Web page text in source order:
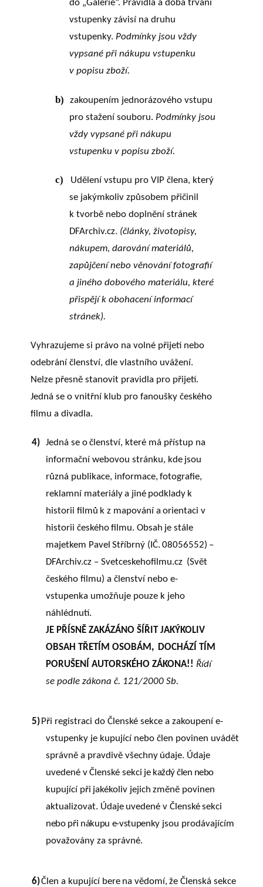
do „Galerie“. Pravidla a doba trvání
vstupenky závisí na druhu
vstupenky. Podmínky jsou vždy
vypsané při nákupu vstupenku
v popisu zboží.
b)
zakoupením jednorázového vstupu
pro stažení souboru. Podmínky jsou
vždy vypsané při nákupu
vstupenku v popisu zboží.
c)
Udělení vstupu pro VIP člena, který
se jakýmkoliv způsobem přičinil
k tvorbě nebo doplnění stránek
DFArchiv.cz. (články, životopisy,
nákupem, darování materiálů,
zapůjčení nebo věnování fotografií
a jiného dobového materiálu, které
přispějí k obohacení informací
stránek).
Vyhrazujeme si právo na volné přijetí nebo
odebrání členství, dle vlastního uvážení.
Nelze přesně stanovit pravidla pro přijetí.
Jedná se o vnitřní klub pro fanoušky českého
filmu a divadla.
4) Jedná se o členství, které má přístup na
informační webovou stránku, kde jsou
různá publikace, informace, fotografie,
reklamní materiály a jiné podklady k
historii filmů k z mapování a orientaci v
historii českého filmu. Obsah je stále
majetkem Pavel Stříbrný (IČ. 08056552) –
DFArchiv.cz – Svetceskehofilmu.cz (Svět
českého filmu) a členství nebo e-
vstupenka umožňuje pouze k jeho
náhlédnutí.
JE PŘÍSNĚ ZAKÁZÁNO ŠÍŘIT JAKÝKOLIV
OBSAH TŘETÍM OSOBÁM, DOCHÁZÍ TÍM
PORUŠENÍ AUTORSKÉHO ZÁKONA!! Řídí
se podle zákona č. 121/2000 Sb.
5) Při registraci do Členské sekce a zakoupení e-
vstupenky je kupující nebo člen povinen uvádět
správně a pravdivě všechny údaje. Údaje
uvedené v Členské sekci je každý člen nebo
kupující při jakékoliv jejich změně povinen
aktualizovat. Údaje uvedené v Členské sekci
nebo při nákupu e-vstupenky jsou prodávajícím
považovány za správné.
6)Člen a kupující bere na vědomí, že Členská sekce